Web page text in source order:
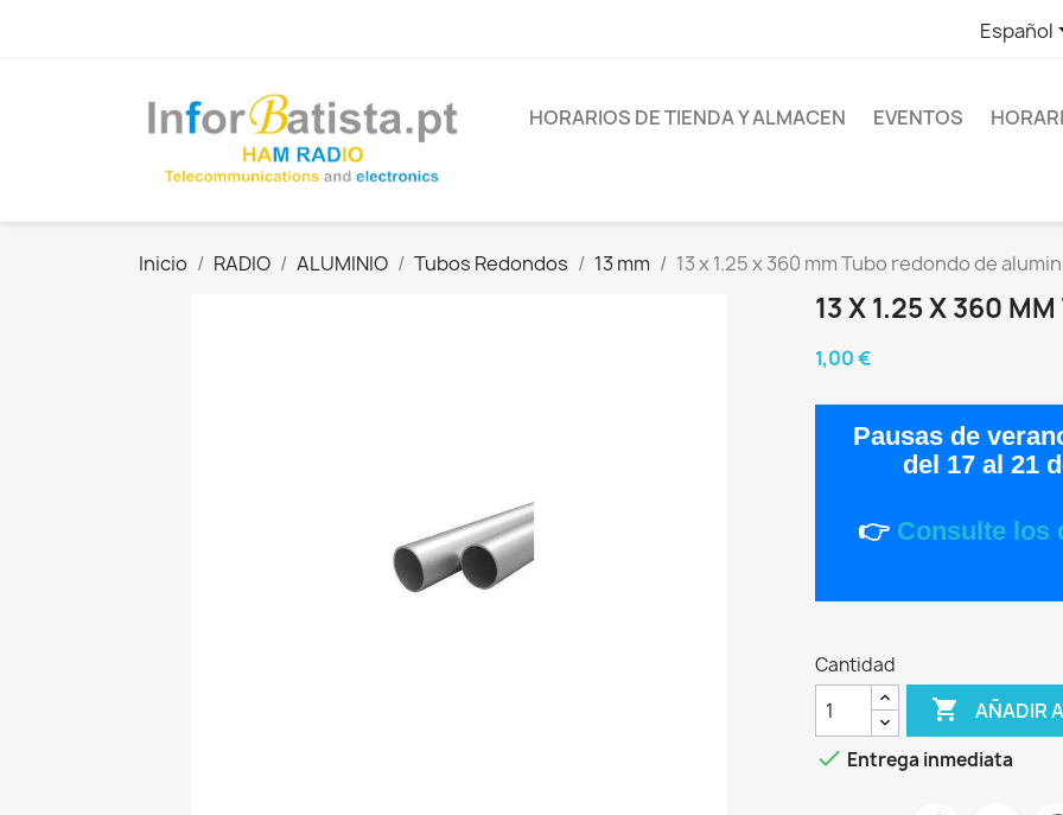
Español
HORARIOS DE TIENDA Y ALMACEN EVENTOS
Inicio RADIO ALUMINIO Tubos Redondos 13 mm 13 x 1.25 x 360 mm Tubo redondo de
13 X 1.25 X 360
1,00 €
Pausas de
del 17 al 21
👉 Consulte los
Cantidad
 AÑADIR
 Entrega inmediata